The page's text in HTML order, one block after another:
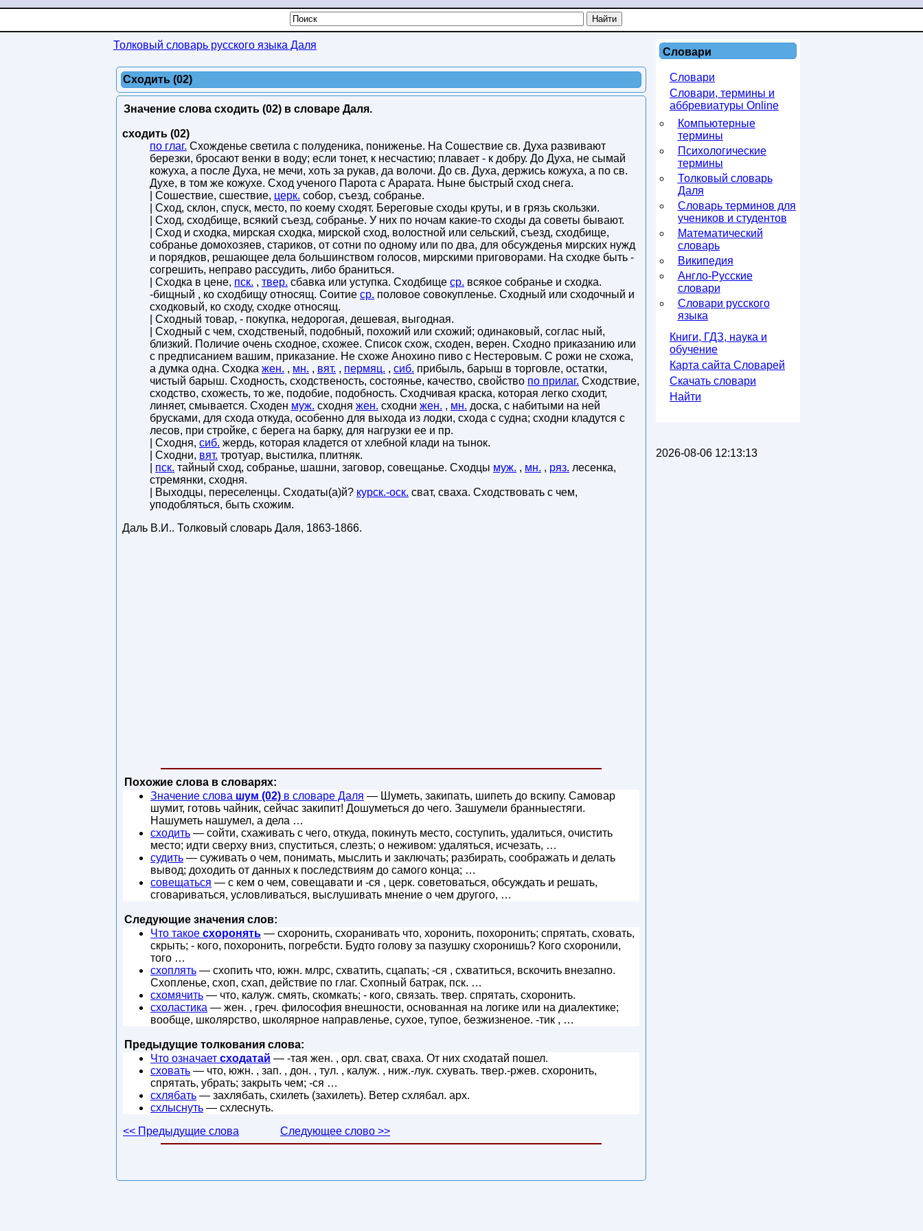
Толковый словарь русского языка Даля
Сходить (02)
Значение слова сходить (02) в словаре Даля.
сходить (02)
по глаг. Схожденье светила с полуденика, пониженье. На Сошествие св. Духа развивают
березки, бросают венки в воду; если тонет, к несчастию; плавает - к добру. До Духа, не сымай
кожуха, а после Духа, не мечи, хоть за рукав, да волочи. До св. Духа, держись кожуха, а по св.
Духе, в том же кожухе. Сход ученого Парота с Арарата. Ныне быстрый сход снега.
| Сошествие, сшествие, церк. собор, съезд, собранье.
| Сход, склон, спуск, место, по коему сходят. Береговые сходы круты, и в грязь скользки.
| Сход, сходбище, всякий съезд, собранье. У них по ночам какие-то сходы да советы бывают.
| Сход и сходка, мирская сходка, мирской сход, волостной или сельский, съезд, сходбище,
собранье домохозяев, стариков, от сотни по одному или по два, для обсужденья мирских нужд
и порядков, решающее дела большинством голосов, мирскими приговорами. На сходке быть -
согрешить, неправо рассудить, либо браниться.
| Сходка в цене, пск. , твер. сбавка или уступка. Сходбище ср. всякое собранье и сходка.
-бищный , ко сходбищу относящ. Соитие ср. половое совокупленье. Сходный или сходочный и
сходковый, ко сходу, сходке относящ.
| Сходный товар, - покупка, недорогая, дешевая, выгодная.
| Сходный с чем, сходственый, подобный, похожий или схожий; одинаковый, соглас ный,
близкий. Поличие очень сходное, схожее. Список схож, сходен, верен. Сходно приказанию или
с предписанием вашим, приказание. Не схоже Анохино пиво с Нестеровым. С рожи не схожа,
а думка одна. Сходка жен. , мн. , вят. , пермяц. , сиб. прибыль, барыш в торговле, остатки,
чистый барыш. Сходность, сходственость, состоянье, качество, свойство по прилаг. Сходствие,
сходство, схожесть, то же, подобие, подобность. Сходчивая краска, которая легко сходит,
линяет, смывается. Сходен муж. сходня жен. сходни жен. , мн. доска, с набитыми на ней
брусками, для схода откуда, особенно для выхода из лодки, схода с судна; сходни кладутся с
лесов, при стройке, с берега на барку, для нагрузки ее и пр.
| Сходня, сиб. жердь, которая кладется от хлебной клади на тынок.
| Сходни, вят. тротуар, выстилка, плитняк.
пск. тайный сход, собранье, шашни, заговор, совещанье. Сходцы муж. , мн. , ряз. лесенка,
стремянки, сходня.
| Выходцы, переселенцы. Сходаты(а)й? курск.-оск. сват, сваха. Сходствовать с чем,
уподобляться, быть схожим.
Даль В.И.. Толковый словарь Даля, 1863-1866.
Похожие слова в словарях:
Значение слова шум (02) в словаре Даля — Шуметь, закипать, шипеть до вскипу. Самовар
шумит, готовь чайник, сейчас закипит! Дошуметься до чего. Зашумели бранныестяги.
Нашуметь нашумел, а дела …
сходить — сойти, схаживать с чего, откуда, покинуть место, соступить, удалиться, очистить
место; идти сверху вниз, спуститься, слезть; о неживом: удаляться, исчезать, …
судить — суживать о чем, понимать, мыслить и заключать; разбирать, соображать и делать
вывод; доходить от данных к последствиям до самого конца; …
совещаться — с кем о чем, совещавати и -ся , церк. советоваться, обсуждать и решать,
сговариваться, условливаться, выслушивать мнение о чем другого, …
Следующие значения слов:
Что такое схоронять — схоронить, схоранивать что, хоронить, похоронить; спрятать, сховать,
скрыть; - кого, похоронить, погребсти. Будто голову за пазушку схоронишь? Кого схоронили,
того …
схоплять — схопить что, южн. млрс, схватить, сцапать; -ся , схватиться, вскочить внезапно.
Схопленье, схоп, схап, действие по глаг. Схопный батрак, пск. …
схомячить — что, калуж. смять, скомкать; - кого, связать. твер. спрятать, схоронить.
схоластика — жен. , греч. философия внешности, основанная на логике или на диалектике;
вообще, школярство, школярное направленье, сухое, тупое, безжизненое. -тик , …
Предыдущие толкования слова:
Что означает сходатай — -тая жен. , орл. сват, сваха. От них сходатай пошел.
сховать — что, южн. , зап. , дон. , тул. , калуж. , ниж.-лук. схувать. твер.-ржев. схоронить,
спрятать, убрать; закрыть чем; -ся …
схлябать — захлябать, схилеть (захилеть). Ветер схлябал. арх.
схлыснуть — схлеснуть.
<< Предыдущие слова
Следующее слово >>
Словари
Словари
Словари, термины и
аббревиатуры Online
Компьютерные
термины
Психологические
термины
Толковый словарь
Даля
Словарь терминов для
учеников и студентов
Математический
словарь
Википедия
Англо-Русские
словари
Словари русского
языка
Книги, ГДЗ, наука и
обучение
Карта сайта Словарей
Скачать словари
Найти
2026-08-06 12:13:13